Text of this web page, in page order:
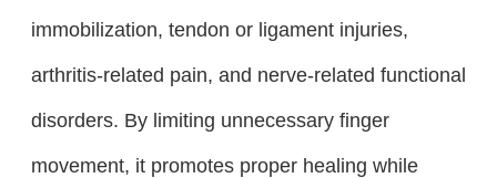
immobilization, tendon or ligament injuries,
arthritis-related pain, and nerve-related functional
disorders. By limiting unnecessary finger
movement, it promotes proper healing while